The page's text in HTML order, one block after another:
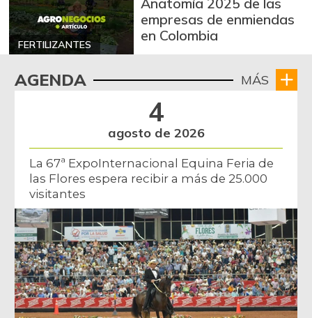
FERTILIZANTES
empresas de enmiendas
en Colombia
AGENDA MÁS
4
agosto de 2026
La 67ª ExpoInternacional Equina Feria de
las Flores espera recibir a más de 25.000
visitantes